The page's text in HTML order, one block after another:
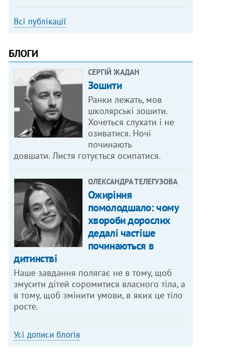
Всі публікації
БЛОГИ
СЕРГІЙ ЖАДАН
Зошити
Ранки лежать, мов
школярські зошити.
Хочеться слухати і не
озиватися. Ночі
починають
довшати. Листя готується осипатися.
ОЛЕКСАНДРА ТЕЛЕГУЗОВА
Ожиріння
помолодшало: чому
хвороби дорослих
дедалі частіше
починаються в
дитинстві
Наше завдання полягає не в тому, щоб
змусити дітей соромитися власного тіла, а
в тому, щоб змінити умови, в яких це тіло
росте.
Усі дописи блогів